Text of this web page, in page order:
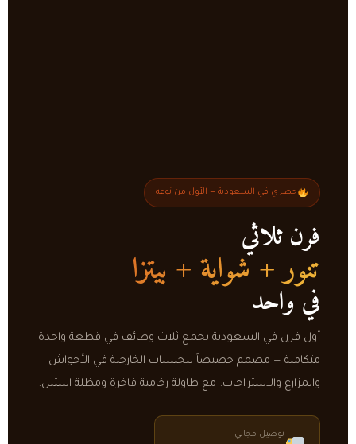
حصري في السعودية — الأول من نوعه
فرن ثلاثي
تنور + شواية + بيتزا
في واحد
أول فرن في السعودية يجمع ثلاث وظائف في قطعة واحدة
متكاملة — مصمم خصيصاً للجلسات الخارجية في الأحواش
والمزارع والاستراحات. مع طاولة رخامية فاخرة ومظلة استيل.
توصيل مجاني